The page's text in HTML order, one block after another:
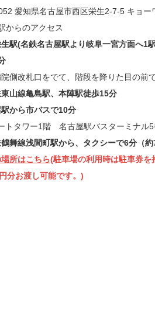
愛知県名古屋市西区栄生2-7-5 キョー
からのアクセス
生駅(名鉄名古屋駅より岐阜一宮方面へ1
院側改札口をでて、階段を降りた目の前
東山線亀島駅、本陣駅徒歩15分
駅から市バスで10分
トタワー1階 名古屋駅バスターミナル5
鶴舞線浅間町駅から、タクシーで6分（約
所はこちら(駐車場の利用時は駐車券
分お渡し可能です。)